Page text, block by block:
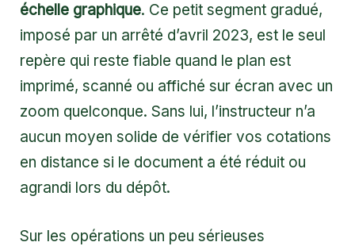
échelle graphique. Ce petit segment gradué,
imposé par un arrêté d’avril 2023, est le seul
repère qui reste fiable quand le plan est
imprimé, scanné ou affiché sur écran avec un
zoom quelconque. Sans lui, l’instructeur n’a
aucun moyen solide de vérifier vos cotations
en distance si le document a été réduit ou
agrandi lors du dépôt.
Sur les opérations un peu sérieuses